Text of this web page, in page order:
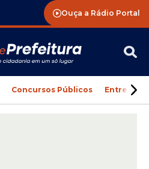
Ouça a Rádio Portal
Concursos Públicos